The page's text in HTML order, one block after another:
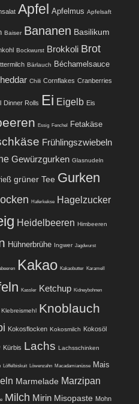
Apfel Apfelmus Apfelsaft
Baiser Bananen Basilikum
Bockwurst Brokkoli Brot
Bärlauch Béchamelsauce
Chili Cornflakes Cranberries
Dinner Rolls Ei Eigelb Eis
Essig Fenchel Fetakäse
Frühlingszwiebeln
Gewürzgurken Glasnudeln
grüner Tee Gurken
Haferkekse Hagelzucker
Heidelbeeren Himbeeren
Hühnerbrühe Ingwer Jagdwurst
Kakao Kakaobutter Karamell
Kassler Ketchup Kidneybohnen
Klebreismehl Knoblauch
Kokosflocken Kokosmilch Kokosöl
Kürbis Lachs Lachsschinken
Löffelbiskuit Löwenzahn Macadamianüsse Mais
Marmelade Marzipan
Milch Mirin Misopaste Mohn